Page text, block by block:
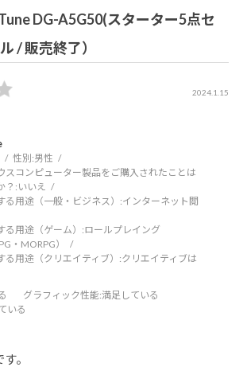
DG-A5G50(スターター5点セ
/ 販売終了）
2024.1.15
性別:男性
スコンピューター製品をご購入されたことは
？: いいえ
る用途（一般・ビジネス）:インターネット閲
る用途（ゲーム）:ロールプレイング
・MORPG）
る用途（クリエイティブ）:クリエイティブは
グラフィック性能:満足している
いる
。